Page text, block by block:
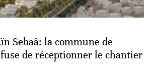
Sebaâ: la commune de
de réceptionner le chantier